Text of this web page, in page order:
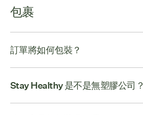
包裹
訂單將如何包裝？
Stay Healthy 是不是無塑膠公司？